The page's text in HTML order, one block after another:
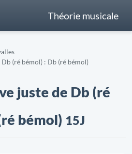
Théorie musicale
(ré bémol) : Db (ré bémol)
juste de Db (ré
bémol) 15J